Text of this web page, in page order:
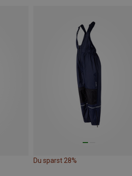
Du sparst 28%